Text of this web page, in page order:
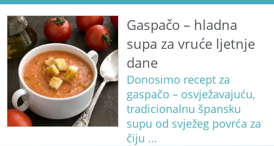
Gaspačo – hladna
supa za vruće ljetnje
dane
Donosimo recept za
gaspačo – osvježavajuću,
tradicionalnu špansku
supu od svježeg povrća za
čiju ...